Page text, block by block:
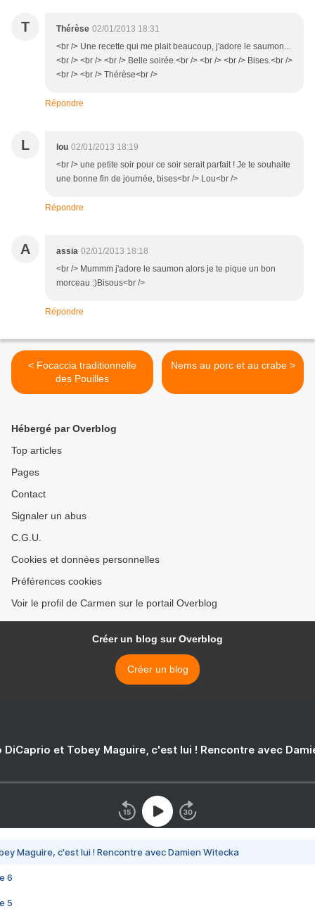
T Thérèse 02/01/2013 18:31
<br /> Une recette qui me plait beaucoup, j'adore le saumon...
<br /> <br /> <br /> Belle soirée.<br /> <br /> <br /> Bises.<br />
<br /> <br /> Thérèse<br />
Répondre
L lou 02/01/2013 18:19
<br /> une petite soir pour ce soir serait parfait ! Je te souhaite
une bonne fin de journée, bises<br /> Lou<br />
Répondre
A assia 02/01/2013 18:18
<br /> Mummm j'adore le saumon alors je te pique un bon
morceau :)Bisous<br />
Répondre
< Focaccia traditionnelle
des Pouilles
Nems au porc et au crabe >
Hébergé par Overblog
Top articles
Pages
Contact
Signaler un abus
C.G.U.
Cookies et données personnelles
Préférences cookies
Voir le profil de Carmen sur le portail Overblog
Créer un blog sur Overblog
Créer un blog
DiCaprio et Tobey Maguire, c'est lui ! Rencontre avec
Maguire, c'est lui ! Rencontre avec Damien Witecka
6
5